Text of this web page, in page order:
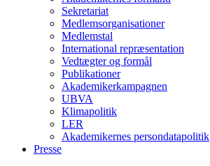
Sekretariat
Medlemsorganisationer
Medlemstal
International repræsentation
Vedtægter og formål
Publikationer
Akademikerkampagnen
UBVA
Klimapolitik
LER
Akademikernes persondatapolitik
Presse